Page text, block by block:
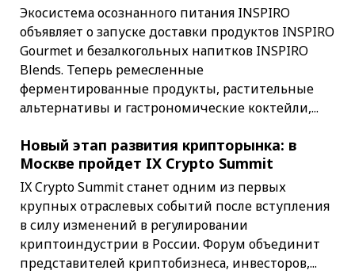
Экосистема осознанного питания INSPIRO
объявляет о запуске доставки продуктов INSPIRO
Gourmet и безалкогольных напитков INSPIRO
Blends. Теперь ремесленные
ферментированные продукты, растительные
альтернативы и гастрономические коктейли,...
Новый этап развития крипторынка: в
Москве пройдет IX Crypto Summit
IX Crypto Summit станет одним из первых
крупных отраслевых событий после вступления
в силу изменений в регулировании
криптоиндустрии в России. Форум объединит
представителей криптобизнеса, инвесторов,...